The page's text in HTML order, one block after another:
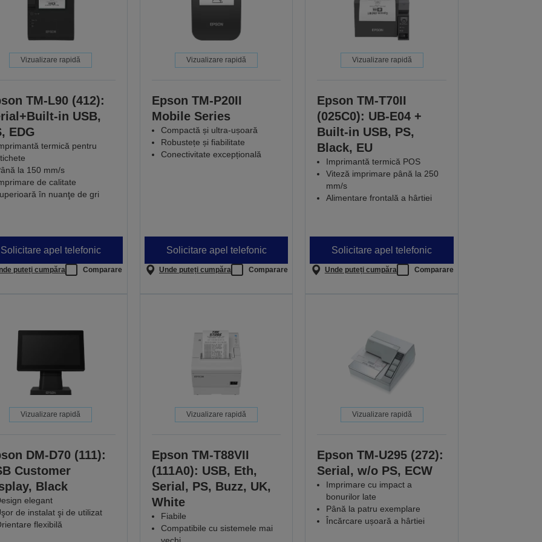
Vizualizare rapidă
TM-L90 (412):
in USB,
EDG
termică pentru
la 150 mm/s
de calitate
în nuanţe de gri
Solicitare apel telefonic
puteți cumpăra Comparare
Vizualizare rapidă
Epson TM-P20II
Mobile Series
Compactă și ultra-ușoară
Robustețe și fiabilitate
Conectivitate excepțională
Solicitare apel telefonic
Unde puteți cumpăra Comparare
Vizualizare rapidă
Epson TM-T70II
(025C0): UB-E04 +
Built-in USB, PS,
Black, EU
Imprimantă termică POS
Viteză imprimare până la 250
mm/s
Alimentare frontală a hârtiei
Solicitare apel telefonic
Unde puteți cumpăra Comparare
Vizualizare rapidă
DM-D70 (111):
Customer
Black
elegant
de instalat şi de utilizat
flexibilă
Vizualizare rapidă
Epson TM-T88VII
(111A0): USB, Eth,
Serial, PS, Buzz, UK,
White
Fiabile
Compatibile cu sistemele mai
Vizualizare rapidă
Epson TM-U295 (272):
Serial, w/o PS, ECW
Imprimare cu impact a
bonurilor late
Până la patru exemplare
Încărcare ușoară a hârtiei